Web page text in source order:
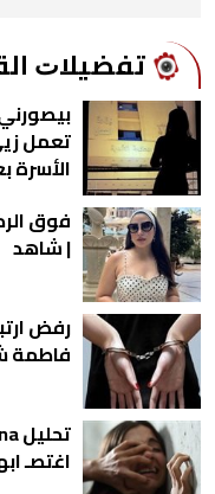
ﺗﻔﻀﻴﻼﺕ
تعمل
الأسرة
فوق
| شاهد
رفض
فاطمة
اغتصـ